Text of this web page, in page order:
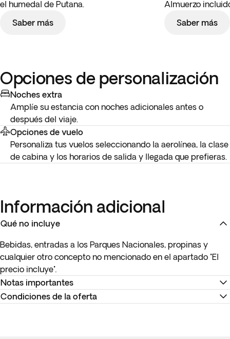
el humedal de Putana.
Saber más
Almuerzo
Saber más
Opciones de personalización
Noches extra
Amplíe su estancia con noches adicionales antes o
después del viaje.
Opciones de vuelo
Personaliza tus vuelos seleccionando la aerolínea, la clase
de cabina y los horarios de salida y llegada que prefieras.
Información adicional
Qué no incluye
Bebidas, entradas a los Parques Nacionales, propinas y
cualquier otro concepto no mencionado en el apartado "El
precio incluye".
Notas importantes
* Si el destino final es Estados Unidos o Canadá o el vuelo
Condiciones de la oferta